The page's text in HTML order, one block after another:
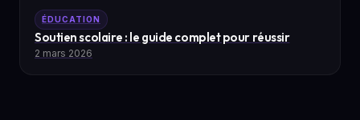
ÉDUCATION
Soutien scolaire : le guide complet pour réussir
2 mars 2026